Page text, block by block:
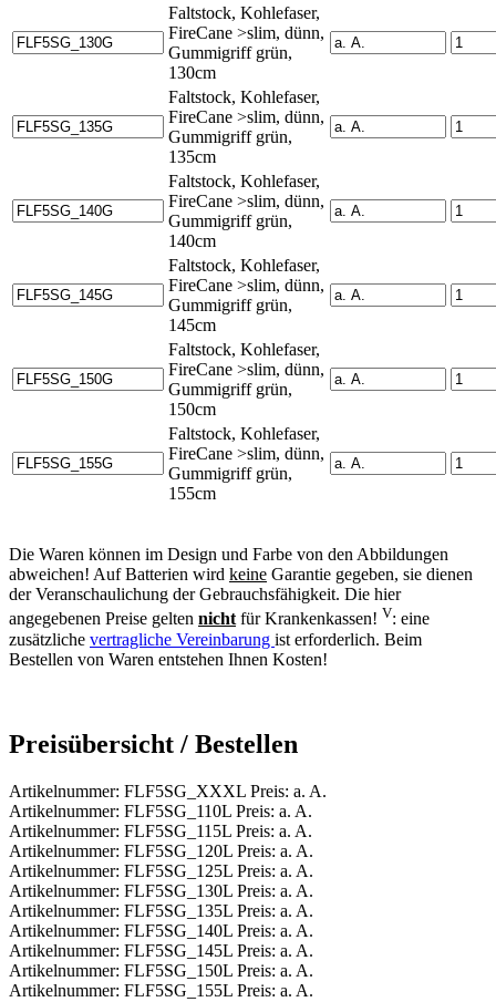
Faltstock, Kohlefaser,
FireCane >slim, dünn,
Gummigriff grün,
130cm
Faltstock, Kohlefaser,
FireCane >slim, dünn,
Gummigriff grün,
135cm
Faltstock, Kohlefaser,
FireCane >slim, dünn,
Gummigriff grün,
140cm
Faltstock, Kohlefaser,
FireCane >slim, dünn,
Gummigriff grün,
145cm
Faltstock, Kohlefaser,
FireCane >slim, dünn,
Gummigriff grün,
150cm
Faltstock, Kohlefaser,
FireCane >slim, dünn,
Gummigriff grün,
155cm
Die Waren können im Design und Farbe von den Abbildungen
abweichen! Auf Batterien wird keine Garantie gegeben, sie dienen
der Veranschaulichung der Gebrauchsfähigkeit. Die hier
angegebenen Preise gelten nichtfür Krankenkassen! V: eine
zusätzliche vertragliche Vereinbarung ist erforderlich. Beim
Bestellen von Waren entstehen Ihnen Kosten!
Preisübersicht / Bestellen
Artikelnummer: FLF5SG_XXXL Preis: a. A.
Artikelnummer: FLF5SG_110L Preis: a. A.
Artikelnummer: FLF5SG_115L Preis: a. A.
Artikelnummer: FLF5SG_120L Preis: a. A.
Artikelnummer: FLF5SG_125L Preis: a. A.
Artikelnummer: FLF5SG_130L Preis: a. A.
Artikelnummer: FLF5SG_135L Preis: a. A.
Artikelnummer: FLF5SG_140L Preis: a. A.
Artikelnummer: FLF5SG_145L Preis: a. A.
Artikelnummer: FLF5SG_150L Preis: a. A.
Artikelnummer: FLF5SG_155L Preis: a. A.